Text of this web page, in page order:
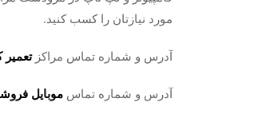
مورد نیازتان را کسب کنید.
آدرس و شماره تماس مراکزتعمیر
آدرس و شماره تماس موبایل